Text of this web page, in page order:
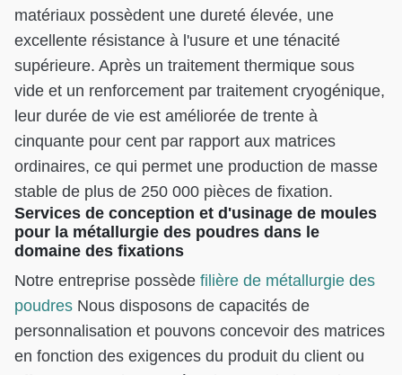
matériaux possèdent une dureté élevée, une
excellente résistance à l'usure et une ténacité
supérieure. Après un traitement thermique sous
vide et un renforcement par traitement cryogénique,
leur durée de vie est améliorée de trente à
cinquante pour cent par rapport aux matrices
ordinaires, ce qui permet une production de masse
stable de plus de 250 000 pièces de fixation.
Services de conception et d'usinage de moules
pour la métallurgie des poudres dans le
domaine des fixations
Notre entreprise possède filière de métallurgie des
poudres Nous disposons de capacités de
personnalisation et pouvons concevoir des matrices
en fonction des exigences du produit du client ou